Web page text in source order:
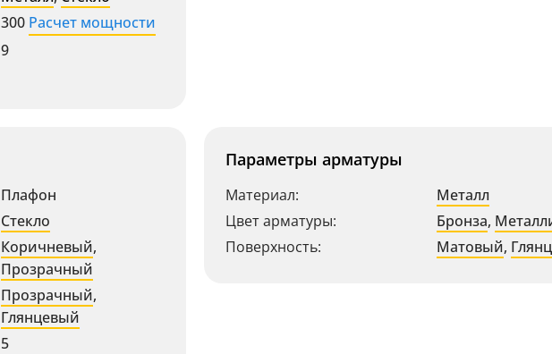
300 Расчет мощности
9
Плафон
Стекло
Коричневый,
Прозрачный
Прозрачный,
Глянцевый
5
Параметры арматуры
Материал:
Металл
Цвет арматуры:
Бронза,
Поверхность:
Матовый,